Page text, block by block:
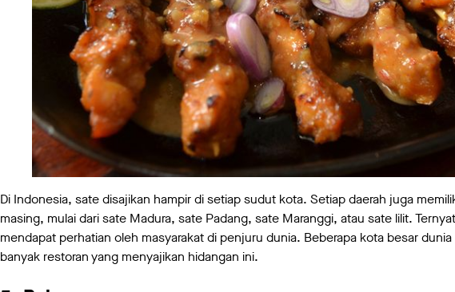
Di Indonesia, sate disajikan hampir di setiap sudut kota. Setiap daerah juga
masing, mulai dari sate Madura, sate Padang, sate Maranggi, atau sate lilit.
mendapat perhatian oleh masyarakat di penjuru dunia. Beberapa kota besar
banyak restoran yang menyajikan hidangan ini.